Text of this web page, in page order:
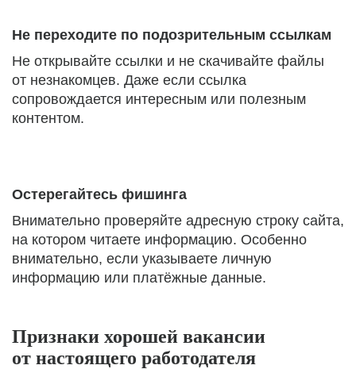
Не переходите по подозрительным ссылкам
Не открывайте ссылки и не скачивайте файлы
от незнакомцев. Даже если ссылка
сопровождается интересным или полезным
контентом.
Остерегайтесь фишинга
Внимательно проверяйте адресную строку сайта,
на котором читаете информацию. Особенно
внимательно, если указываете личную
информацию или платёжные данные.
Признаки хорошей вакансии
от настоящего работодателя